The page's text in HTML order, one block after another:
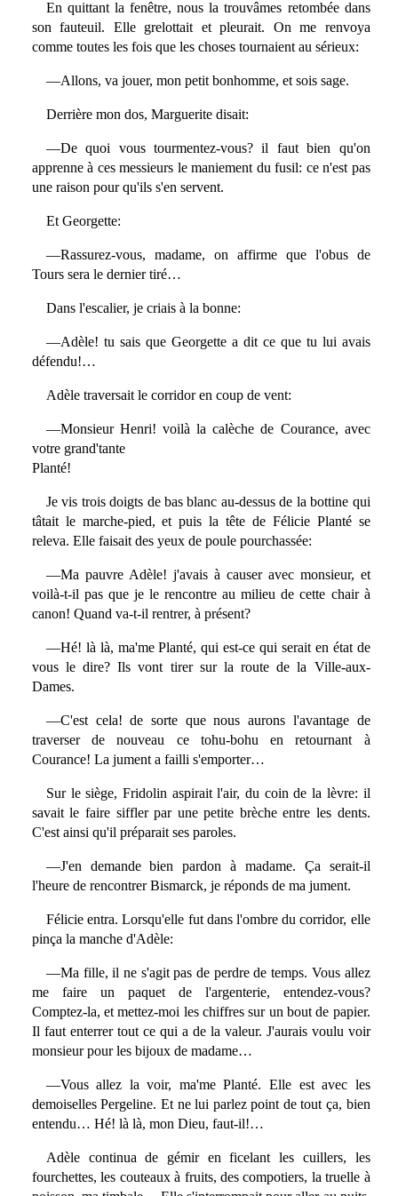
En quittant la fenêtre, nous la trouvâmes retombée dans
son fauteuil. Elle grelottait et pleurait. On me renvoya
comme toutes les fois que les choses tournaient au sérieux:
—Allons, va jouer, mon petit bonhomme, et sois sage.
Derrière mon dos, Marguerite disait:
—De quoi vous tourmentez-vous? il faut bien qu'on
apprenne à ces messieurs le maniement du fusil: ce n'est pas
une raison pour qu'ils s'en servent.
Et Georgette:
—Rassurez-vous, madame, on affirme que l'obus de
Tours sera le dernier tiré…
Dans l'escalier, je criais à la bonne:
—Adèle! tu sais que Georgette a dit ce que tu lui avais
défendu!…
Adèle traversait le corridor en coup de vent:
—Monsieur Henri! voilà la calèche de Courance, avec
votre grand'tante
Planté!
Je vis trois doigts de bas blanc au-dessus de la bottine qui
tâtait le marche-pied, et puis la tête de Félicie Planté se
releva. Elle faisait des yeux de poule pourchassée:
—Ma pauvre Adèle! j'avais à causer avec monsieur, et
voilà-t-il pas que je le rencontre au milieu de cette chair à
canon! Quand va-t-il rentrer, à présent?
—Hé! là là, ma'me Planté, qui est-ce qui serait en état de
vous le dire? Ils vont tirer sur la route de la Ville-aux-
Dames.
—C'est cela! de sorte que nous aurons l'avantage de
traverser de nouveau ce tohu-bohu en retournant à
Courance! La jument a failli s'emporter…
Sur le siège, Fridolin aspirait l'air, du coin de la lèvre: il
savait le faire siffler par une petite brèche entre les dents.
C'est ainsi qu'il préparait ses paroles.
—J'en demande bien pardon à madame. Ça serait-il
l'heure de rencontrer Bismarck, je réponds de ma jument.
Félicie entra. Lorsqu'elle fut dans l'ombre du corridor, elle
pinça la manche d'Adèle:
—Ma fille, il ne s'agit pas de perdre de temps. Vous allez
me faire un paquet de l'argenterie, entendez-vous?
Comptez-la, et mettez-moi les chiffres sur un bout de papier.
Il faut enterrer tout ce qui a de la valeur. J'aurais voulu voir
monsieur pour les bijoux de madame…
—Vous allez la voir, ma'me Planté. Elle est avec les
demoiselles Pergeline. Et ne lui parlez point de tout ça, bien
entendu… Hé! là là, mon Dieu, faut-il!…
Adèle continua de gémir en ficelant les cuillers, les
fourchettes, les couteaux à fruits, des compotiers, la truelle à